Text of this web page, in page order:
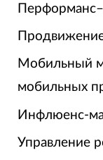
Мобильный
мобильных
Инфлюенс-
Управление